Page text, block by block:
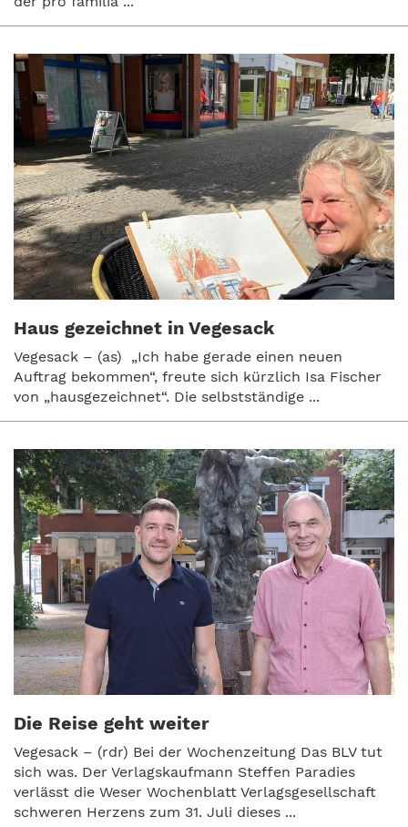
Haus gezeichnet in Vegesack
Vegesack – (as) „Ich habe gerade einen neuen
Auftrag bekommen“, freute sich kürzlich Isa Fischer
von „hausgezeichnet“. Die selbstständige ...
Die Reise geht weiter
Vegesack – (rdr) Bei der Wochenzeitung Das BLV tut
sich was. Der Verlagskaufmann Steffen Paradies
verlässt die Weser Wochenblatt Verlagsgesellschaft
schweren Herzens zum 31. Juli dieses ...